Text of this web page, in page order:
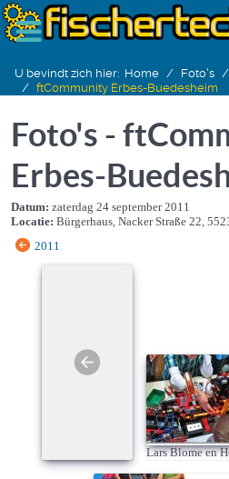
U bevindt zich hier: Home Foto's
ftCommunity Erbes-Buedesheim
Foto's -
Erbes-
Datum: zaterdag 24 september 2011
Locatie: Bürgerhaus, Nacker Straße 22,
2011
Lars Blome en